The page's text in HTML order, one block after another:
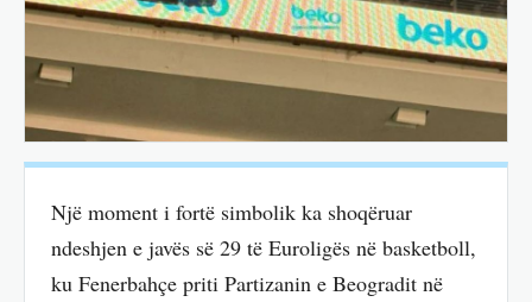
Një moment i fortë simbolik ka shoqëruar
ndeshjen e javës së 29 të Euroligës në basketboll,
ku Fenerbahçe priti Partizanin e Beogradit në